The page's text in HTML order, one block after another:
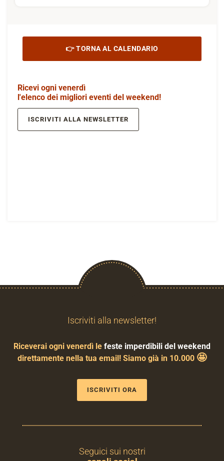
👉 TORNA AL CALENDARIO
Ricevi ogni venerdì
l'elenco dei migliori eventi del weekend!
ISCRIVITI ALLA NEWSLETTER
Iscriviti alla newsletter!
Riceverai ogni venerdì le feste imperdibili del weekend
direttamente nella tua email! Siamo già in 10.000 🤩
ISCRIVITI ORA
Seguici sui nostri